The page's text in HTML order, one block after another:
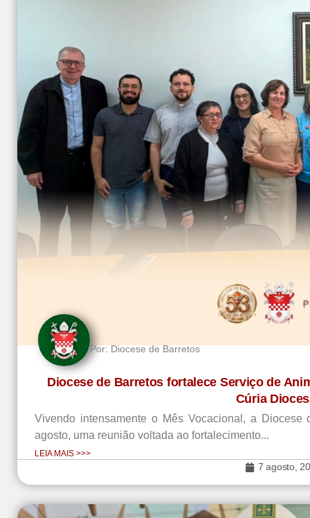
Por:Diocese de Barretos
Diocese de Barretos fortalece Serviço de
Cúria
Vivendo intensamente o Mês Vocacional, a
agosto, uma reunião voltada ao fortalecimento...
LEIA MAIS >>>
7 agosto,